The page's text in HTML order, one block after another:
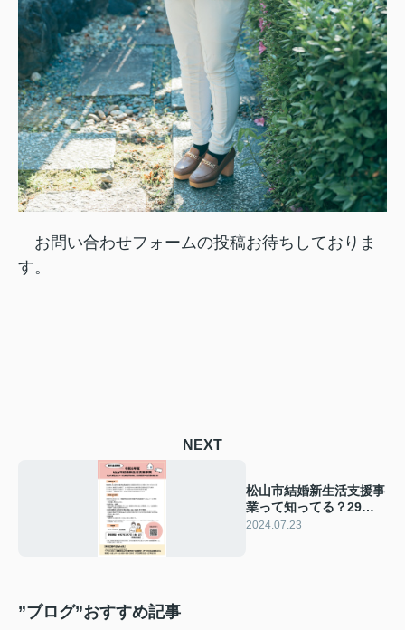
お問い合わせフォームの投稿お待ちしておりま
す。
NEXT
松山市結婚新生活支援事
業って知ってる？29歳
以下の新婚さん必見！
2024.07.23
”ブログ”おすすめ記事